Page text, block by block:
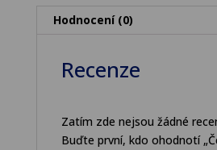
Hodnocení (0)
Recenze
Zatím zde nejsou žádné
Buďte první, kdo ohodnotí